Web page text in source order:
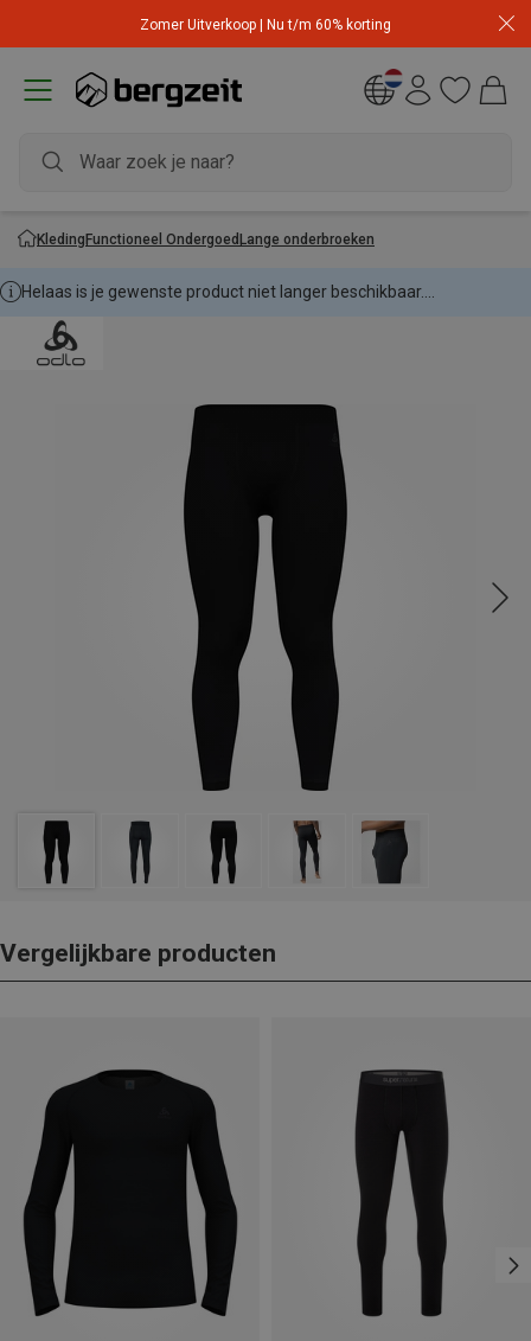
Zomer Uitverkoop | Nu t/m 60% korting
KledingFunctioneel OndergoedLange onderbroeken
Helaas is je gewenste product niet langer beschikbaar....
Vergelijkbare producten